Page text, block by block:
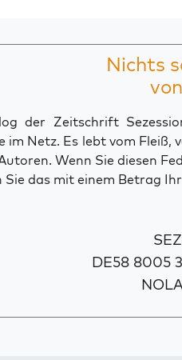
Nichts
der Zeitschrift
im Netz. Es lebt vom
Wenn Sie diesen
Sie das mit einem Betrag
DE58 8005